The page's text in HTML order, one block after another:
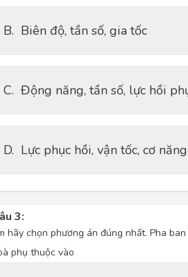
B. Biên độ, tần số, gia tốc
C. Động năng, tần số, lực hồi
D. Lực phục hồi, vận tốc, cơ
3:
hãy chọn phương án đúng nhất. Pha
phụ thuộc vào